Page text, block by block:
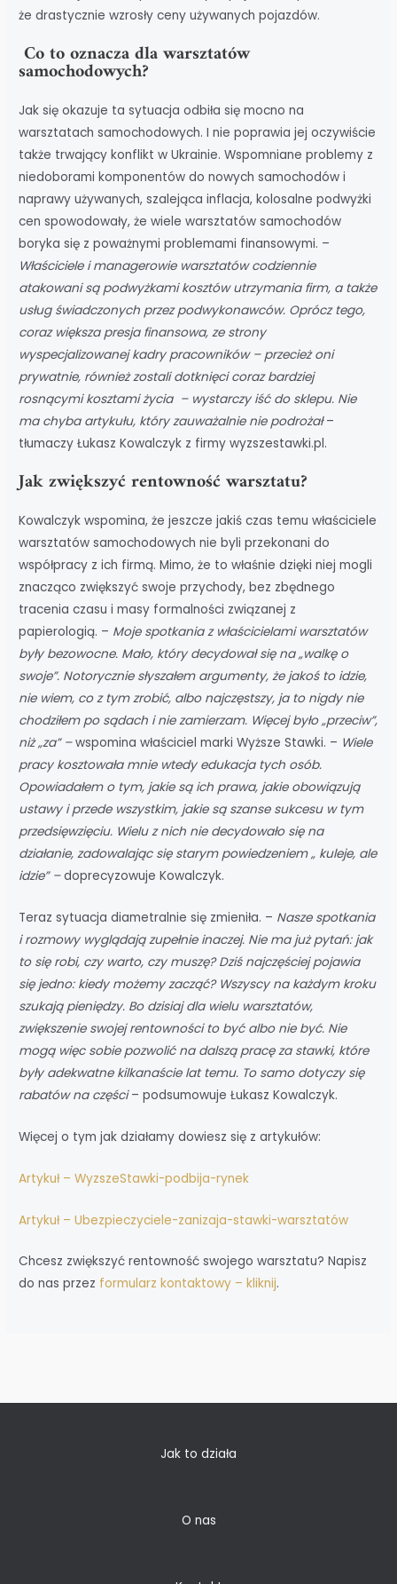
że drastycznie wzrosły ceny używanych pojazdów.
Co to oznacza dla warsztatów
samochodowych?
Jak się okazuje ta sytuacja odbiła się mocno na
warsztatach samochodowych. I nie poprawia jej oczywiście
także trwający konflikt w Ukrainie. Wspomniane problemy z
niedoborami komponentów do nowych samochodów i
naprawy używanych, szalejąca inflacja, kolosalne podwyżki
cen spowodowały, że wiele warsztatów samochodów
boryka się z poważnymi problemami finansowymi. –
Właściciele i managerowie warsztatów codziennie
atakowani są podwyżkami kosztów utrzymania firm, a także
usług świadczonych przez podwykonawców. Oprócz tego,
coraz większa presja finansowa, ze strony
wyspecjalizowanej kadry pracowników – przecież oni
prywatnie, również zostali dotknięci coraz bardziej
rosnącymi kosztami życia – wystarczy iść do sklepu. Nie
ma chyba artykułu, który zauważalnie nie podrożał–
tłumaczy Łukasz Kowalczyk z firmy wyzszestawki.pl.
Jak zwiększyć rentowność warsztatu?
Kowalczyk wspomina, że jeszcze jakiś czas temu właściciele
warsztatów samochodowych nie byli przekonani do
współpracy z ich firmą. Mimo, że to właśnie dzięki niej mogli
znacząco zwiększyć swoje przychody, bez zbędnego
tracenia czasu i masy formalności związanej z
papierologią. – Moje spotkania z właścicielami warsztatów
były bezowocne. Mało, który decydował się na „walkę o
swoje”. Notorycznie słyszałem argumenty, że jakoś to idzie,
nie wiem, co z tym zrobić, albo najczęstszy, ja to nigdy nie
chodziłem po sądach i nie zamierzam. Więcej było „przeciw”,
niż „za” –wspomina właściciel marki Wyższe Stawki. – Wiele
pracy kosztowała mnie wtedy edukacja tych osób.
Opowiadałem o tym, jakie są ich prawa, jakie obowiązują
ustawy i przede wszystkim, jakie są szanse sukcesu w tym
przedsięwzięciu. Wielu z nich nie decydowało się na
działanie, zadowalając się starym powiedzeniem „ kuleje, ale
idzie” –doprecyzowuje Kowalczyk.
Teraz sytuacja diametralnie się zmieniła. – Nasze spotkania
i rozmowy wyglądają zupełnie inaczej. Nie ma już pytań: jak
to się robi, czy warto, czy muszę? Dziś najczęściej pojawia
się jedno: kiedy możemy zacząć? Wszyscy na każdym kroku
szukają pieniędzy. Bo dzisiaj dla wielu warsztatów,
zwiększenie swojej rentowności to być albo nie być. Nie
mogą więc sobie pozwolić na dalszą pracę za stawki, które
były adekwatne kilkanaście lat temu. To samo dotyczy się
rabatów na części– podsumowuje Łukasz Kowalczyk.
Więcej o tym jak działamy dowiesz się z artykułów:
Artykuł – WyzszeStawki-podbija-rynek
Artykuł – Ubezpieczyciele-zanizaja-stawki-warsztatów
Chcesz zwiększyć rentowność swojego warsztatu? Napisz
do nas przez formularz kontaktowy – kliknij.
Jak to działa
O nas